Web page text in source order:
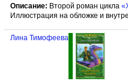
Описание: Второй роман цикла
Иллюстрация на обложке и
Лина Тимофеева